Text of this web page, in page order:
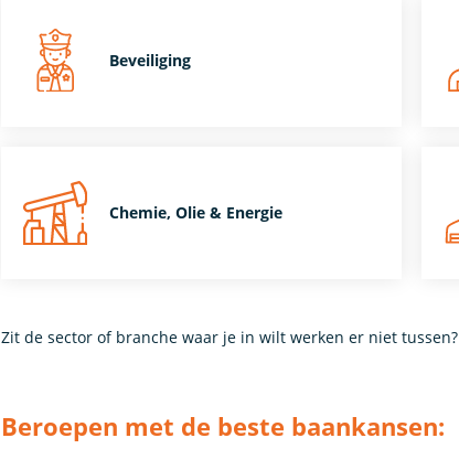
Beveiliging
Chemie, Olie & Energie
Zit de sector of branche waar je in wilt werken er niet tussen?
Beroepen met de beste baankansen: